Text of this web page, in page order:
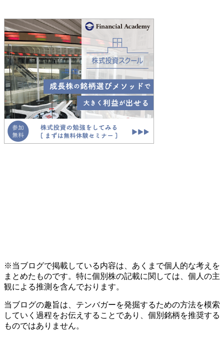
※当ブログで掲載している内容は、あくまで個人的な考えを
まとめたものです。特に個別株の記載に関しては、個人の主
観による推測を含んでおります。
当ブログの趣旨は、テンバガーを発掘するための方法を模索
していく過程をお伝えすることであり、個別銘柄を推奨する
ものではありません。